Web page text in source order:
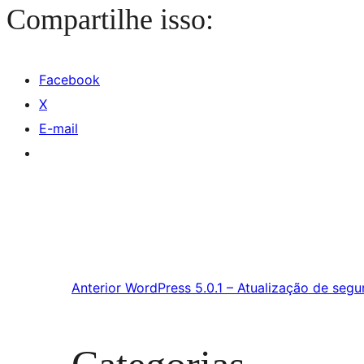
Compartilhe isso:
Facebook
X
E-mail
Anterior WordPress 5.0.1 – Atualização de